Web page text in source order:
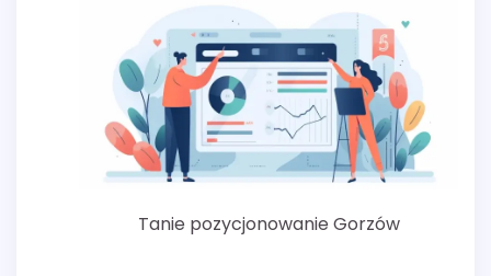
Tanie pozycjonowanie Gorzów